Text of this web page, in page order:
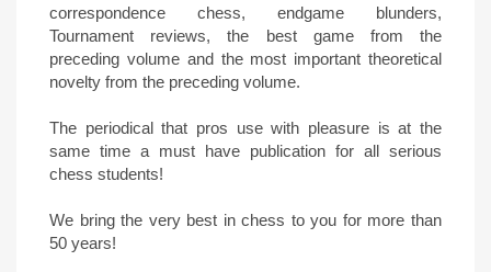
correspondence chess, endgame blunders,
Tournament reviews, the best game from the
preceding volume and the most important theoretical
novelty from the preceding volume.
The periodical that pros use with pleasure is at the
same time a must have publication for all serious
chess students!
We bring the very best in chess to you for more than
50 years!